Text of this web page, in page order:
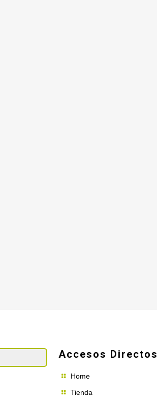
Accesos Directos
Home
Tienda